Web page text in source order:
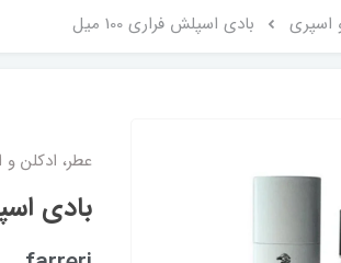
اسپری بادی اسپلش فراری 100 میل
عطر، ادکلن
بادی